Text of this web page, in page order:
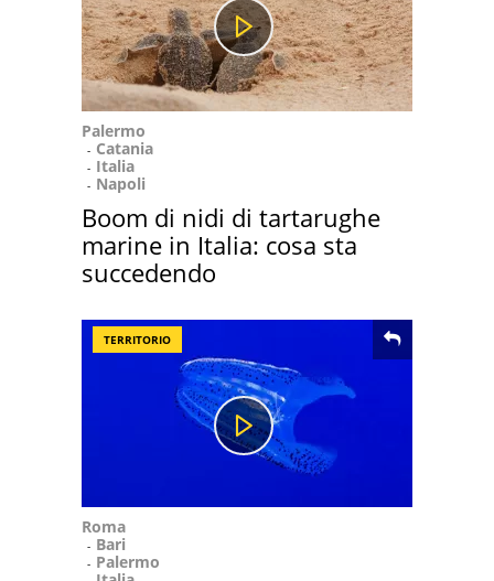
Palermo
Catania
Italia
Napoli
Boom di nidi di tartarughe
marine in Italia: cosa sta
succedendo
TERRITORIO
Roma
Bari
Palermo